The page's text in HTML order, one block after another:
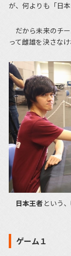
が、何よりも「日
だから未来のチ
って雌雄を決さなけ
日本王者という
ゲーム１